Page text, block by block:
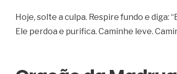
Hoje, solte a culpa. Respire fundo e diga:
Ele perdoa e purifica. Caminhe leve.